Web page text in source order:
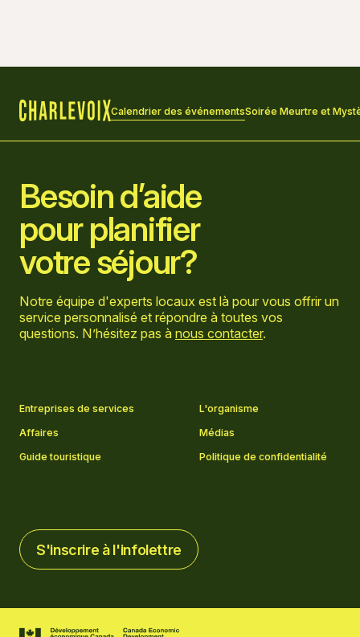
Calendrier des événementsSoirée Meurtre et
Besoin d’aide
pour planifier
votre séjour?
Notre équipe d'experts locaux est là pour vous offrir un
service personnalisé et répondre à toutes vos
questions. N’hésitez pas à nous contacter.
Entreprises de services
L'organisme
Affaires
Médias
Guide touristique
Politique de confidentialité
S'inscrire à l'infolettre
S'inscrire à l'infolettre